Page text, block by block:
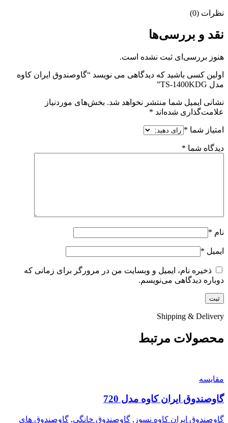
نظرات (0)
نقد و بررسی‌ها
هنوز بررسی‌ای ثبت نشده است.
اولین کسی باشید که دیدگاهی می نویسد “گاوصندوق ایران کاوه
مدل TS-1400KDG”
نشانی ایمیل شما منتشر نخواهد شد. بخش‌های موردنیاز
علامت‌گذاری شده‌اند *
امتیاز شما *
دیدگاه شما *
نام *
ایمیل *
ذخیره نام، ایمیل و وبسایت من در مرورگر برای زمانی که
دوباره دیدگاهی می‌نویسم.
Shipping & Delivery
محصولات مرتبط
مقايسه
گاوصندوق ایران کاوه مدل 720
گاوصندوق ایران کاوه نسوز , گاوصندوق خانگی, گاوصندوق های